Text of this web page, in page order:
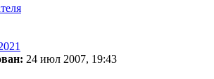
24 июл 2007, 19:43